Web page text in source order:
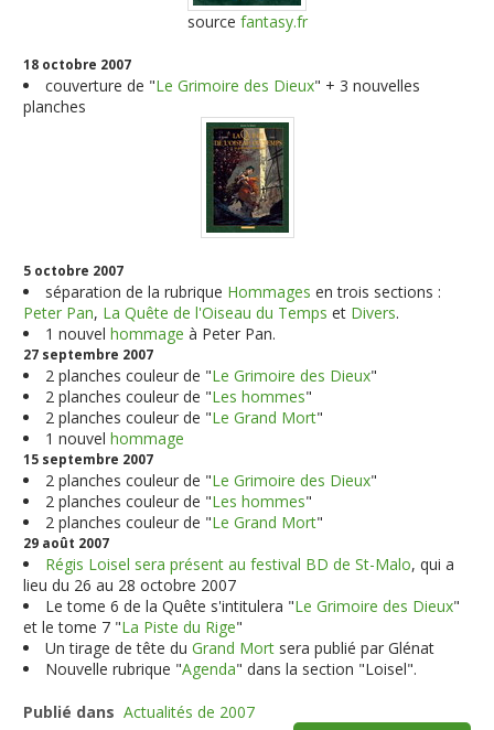
source fantasy.fr
18 octobre 2007
couverture de "Le Grimoire des Dieux" + 3 nouvelles
planches
5 octobre 2007
séparation de la rubrique Hommages en trois sections :
Peter Pan, La Quête de l'Oiseau du Temps et Divers.
1 nouvelhommage à Peter Pan.
27 septembre 2007
2 planches couleur de "Le Grimoire des Dieux"
2 planches couleur de "Les hommes"
2 planches couleur de "Le Grand Mort"
1 nouvelhommage
15 septembre 2007
2 planches couleur de "Le Grimoire des Dieux"
2 planches couleur de "Les hommes"
2 planches couleur de "Le Grand Mort"
29 août 2007
Régis Loisel sera présent au festival BD de St-Malo, qui a
lieu du 26 au 28 octobre 2007
Le tome 6 de la Quête s'intitulera "Le Grimoire des Dieux"
et le tome 7 "La Piste du Rige"
Un tirage de tête duGrand Mort sera publié par Glénat
Nouvelle rubrique "Agenda" dans la section "Loisel".
Publié dans Actualités de 2007